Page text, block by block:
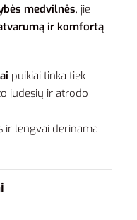
medvilnės, jie
ir komfortą
puikiai tinka tiek
judesių ir atrodo
ir lengvai derinama